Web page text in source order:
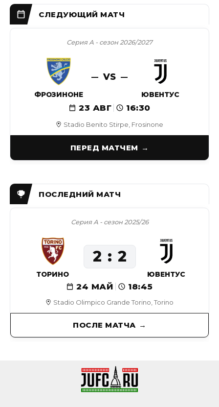
Stadio Benito Stirpe, Frosinone
Серия А - сезон 2026/2027
ФРОЗИНОНЕ
VS
ЮВЕНТУС
23 АВГ 16:30
ПЕРЕД МАТЧЕМ
Stadio Olimpico Grande Torino, Torino
Серия А - сезон 2025/26
24 МАЙ 18:45
ТОРИНО
2 2
ЮВЕНТУС
ПОСЛЕ МАТЧА